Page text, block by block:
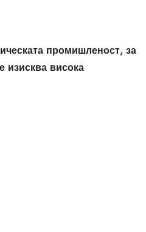
промишленост, за
изисква висока